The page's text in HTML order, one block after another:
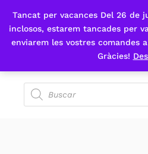
Tancat per vacances Del 26 de
inclosos, estarem tancades per
enviarem les vostres comandes
Gràcies!
Fes-te'n sòcia